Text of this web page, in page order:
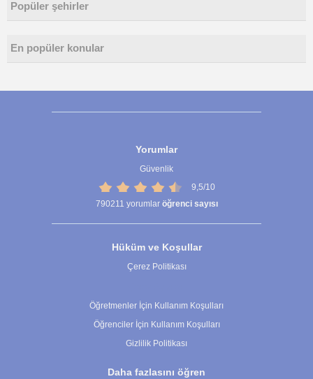
Popüler şehirler
En popüler konular
Yorumlar
Güvenlik
9,5/10
790211 yorumlar öğrenci sayısı
Hüküm ve Koşullar
Çerez Politikası
Öğretmenler İçin Kullanım Koşulları
Öğrenciler İçin Kullanım Koşulları
Gizlilik Politikası
Daha fazlasını öğren